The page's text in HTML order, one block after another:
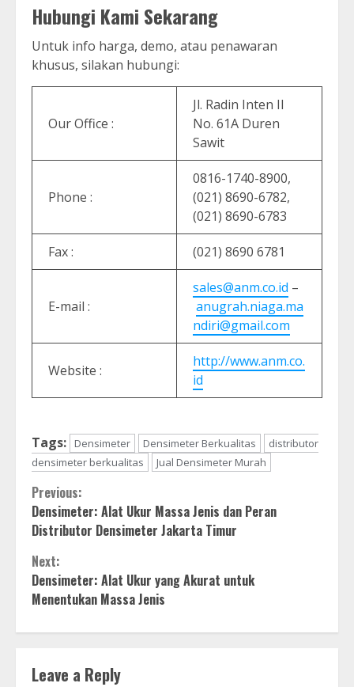
Hubungi Kami Sekarang
Untuk info harga, demo, atau penawaran
khusus, silakan hubungi:
Our Office :
Jl. Radin Inten II
No. 61A Duren
Sawit
Phone :
0816-1740-8900,
(021) 8690-6782,
(021) 8690-6783
Fax : (021) 8690 6781
E-mail :
sales@anm.co.id –
anugrah.niaga.ma
ndiri@gmail.com
Website :
http://www.anm.co.
id
Tags: Densimeter Densimeter Berkualitas
distributor
densimeter berkualitas
Jual Densimeter Murah
Continue
Reading
Previous:
Densimeter: Alat Ukur Massa Jenis dan Peran
Distributor Densimeter Jakarta Timur
Next:
Densimeter: Alat Ukur yang Akurat untuk
Menentukan Massa Jenis
Leave a Reply